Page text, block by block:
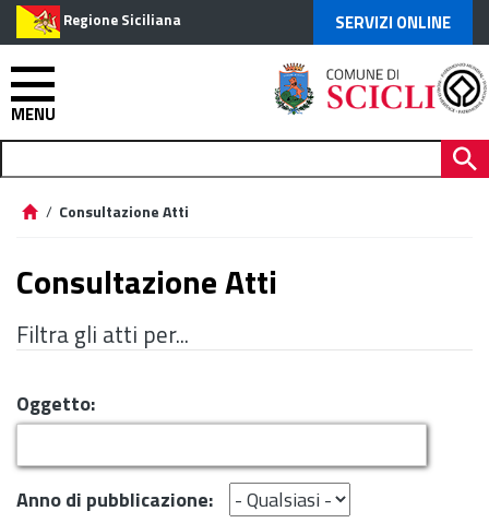
Regione Siciliana SERVIZI ONLINE
MENU
/ Consultazione Atti
Consultazione Atti
Filtra gli atti per...
Oggetto:
Anno di pubblicazione: